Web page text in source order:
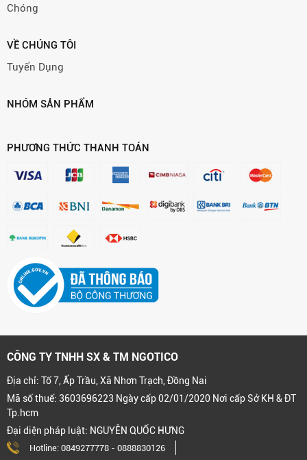
Chóng
VỀ CHÚNG TÔI
Tuyển Dụng
NHÓM SẢN PHẨM
PHƯƠNG THỨC THANH TOÁN
CÔNG TY TNHH SX & TM NGOTICO
Địa chỉ: Tổ 7, Ấp Trầu, Xã Nhơn Trạch, Đồng Nai
Mã số thuế: 3603696223 Ngày cấp 02/01/2020 Nơi cấp Sở KH & ĐT
Tp.hcm
Đại diện pháp luật: NGUYỄN QUỐC HƯNG
Hotline: 0849277778 - 0888830126